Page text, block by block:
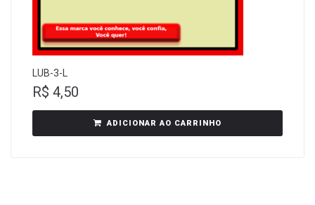
LUB-3-L
R$ 4,50
ADICIONAR AO CARRINHO